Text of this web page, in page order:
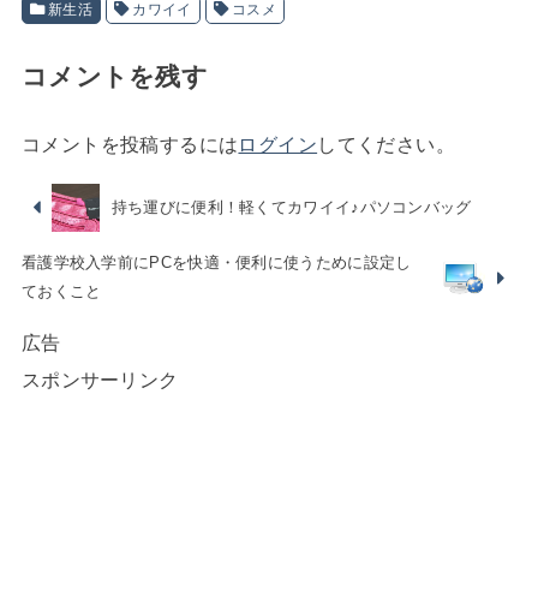
新生活 カワイイ コスメ
コメントを残す
コメントを投稿するには ログイン してください。
持ち運びに便利！軽くてカワイイ♪パソコンバッグ
看護学校入学前にPCを快適・便利に使うために設定し
ておくこと
広告
スポンサーリンク